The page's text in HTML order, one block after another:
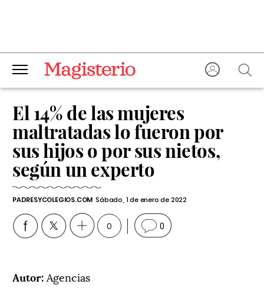
El 14% de las mujeres
maltratadas lo fueron por
sus hijos o por sus nietos,
según un experto
PADRESYCOLEGIOS.COM Sábado, 1 de enero de 2022
0 0
Autor:Agencias